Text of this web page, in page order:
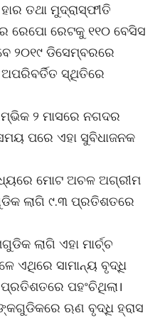
ତଥା ମୁଦ୍ରାସ୍ଫୀତି
ରେପୋ ରେଟକୁ ୧୧୦ ବେସିସ
୨୦୧୯ ଡିସେମ୍ବରରେ
ସ୍ଥିତିରେ
୨ ମାସରେ ନଗଦର
ପରେ ଏହା ସୁବିଧାଜନକ
ମୋଟ ଅଚଳ ଅଗ୍ରୀମ
ଲାଗି ୯.୩ ପ୍ରତିଶତରେ
ଲାଗି ଏହା ମାର୍ଚ୍ଚ
ଏଥିରେ ସାମାନ୍ୟ ବୃଦ୍ଧି
ପହଂଚିଥିଲା।
ଋଣ ବୃଦ୍ଧି ହ୍ରାସ